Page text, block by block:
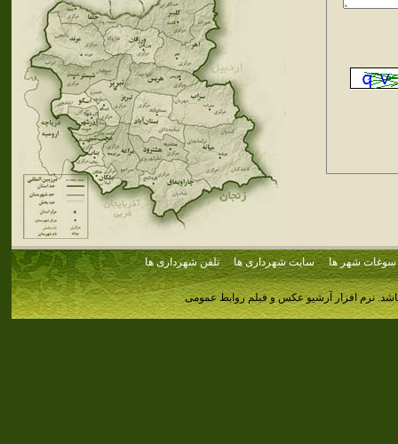
سوغات شهر ها سایت شهرداری ها تلفن شهرداری ها
نرم افزار آرشیو عکس و فیلم روابط عمومی